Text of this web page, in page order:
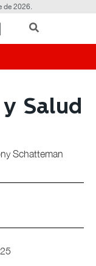
de 2026.
y Salud
Schatteman